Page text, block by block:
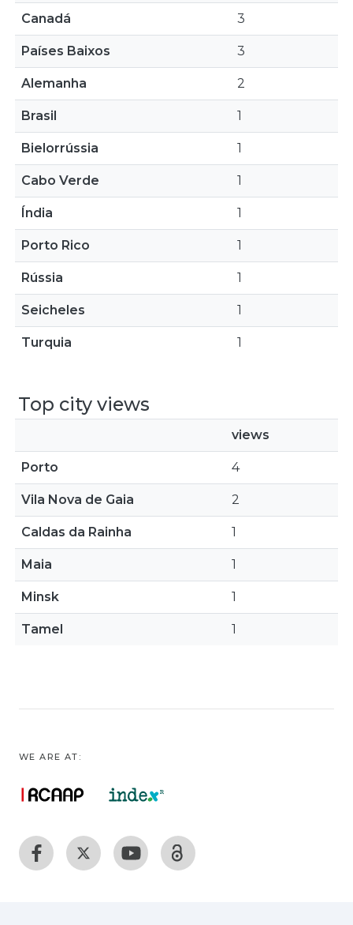
Canadá 3
Países Baixos 3
Alemanha 2
Brasil 1
Bielorrússia 1
Cabo Verde 1
Índia 1
Porto Rico 1
Rússia 1
Seicheles 1
Turquia 1
Top city views
views
Porto 4
Vila Nova de Gaia 2
Caldas da Rainha 1
Maia 1
Minsk 1
Tamel 1
WE ARE AT: